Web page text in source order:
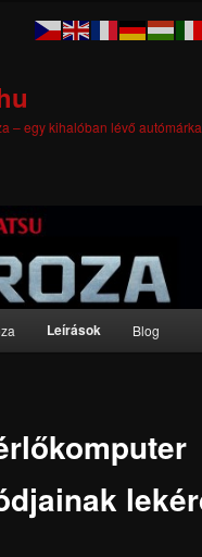
– egy kihalóban lévő
Leírások Blog